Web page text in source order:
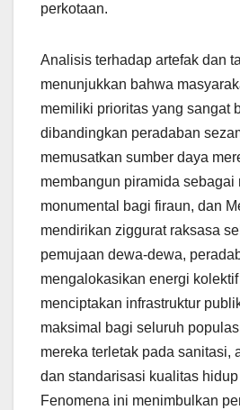
perkotaan.
Analisis terhadap artefak dan
menunjukkan bahwa
memiliki prioritas yang sangat
dibandingkan peradaban
memusatkan sumber daya
membangun piramida sebagai
monumental bagi firaun, dan
mendirikan ziggurat raksasa
pemujaan dewa-dewa,
mengalokasikan energi
menciptakan infrastruktur
maksimal bagi seluruh
mereka terletak pada sanitasi,
dan standarisasi kualitas
Fenomena ini menimbulkan